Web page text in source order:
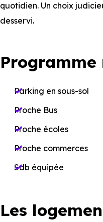
quotidien. Un choix
desservi.
Programme
Parking en sous-sol
Proche Bus
Proche écoles
Proche commerces
Sdb équipée
Les